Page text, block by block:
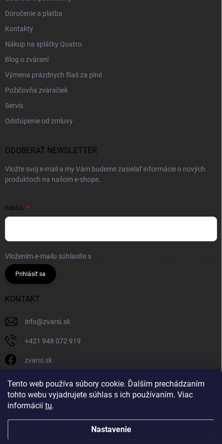
Tento web používa súbory cookie. Ďalším prechádzaním
tohto webu vyjadrujete súhlas s ich používaním. Viac
informácií tu.
Nastavenie
Doručenie a platba
Kontakty
Nákup na splátky Quatro
Blog o zváraní
Výmena prázdnych fliaš za plné
Požičovňa zváračiek
Servis
Odstúpenie od zmluvy
ODOBERAŤ NEWSLETTER
Vložte svoj e-mail a my Vám budeme zasielať informácie o nových
produktoch na našom e-shope.
EMAIL
Vložením e-mailu súhlasíte s
Prihlásiť sa
KONTAKT
info@zvarsi.sk
+421 948 072 919
zvarsi.sk
zvarsi.sk